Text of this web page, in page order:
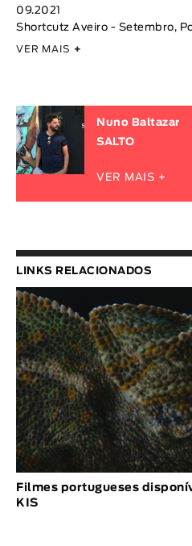
09.2021
Shortcutz Aveiro - Setembro,
VER MAIS +
Nuno Baltazar
SALTO
VER MAIS +
LINKS RELACIONADOS
Filmes portugueses
KIS